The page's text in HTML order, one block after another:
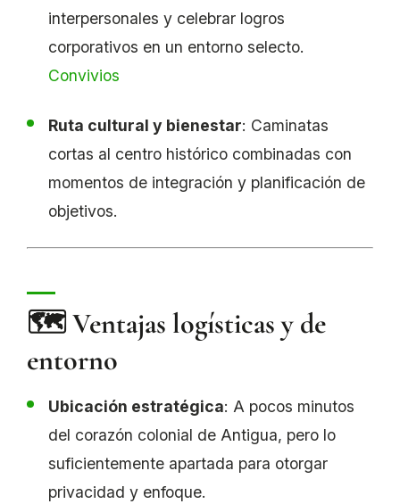
interpersonales y celebrar logros
corporativos en un entorno selecto.
Convivios
Ruta cultural y bienestar: Caminatas
cortas al centro histórico combinadas con
momentos de integración y planificación de
objetivos.
🗺 Ventajas logísticas y de
entorno
Ubicación estratégica: A pocos minutos
del corazón colonial de Antigua, pero lo
suficientemente apartada para otorgar
privacidad y enfoque.